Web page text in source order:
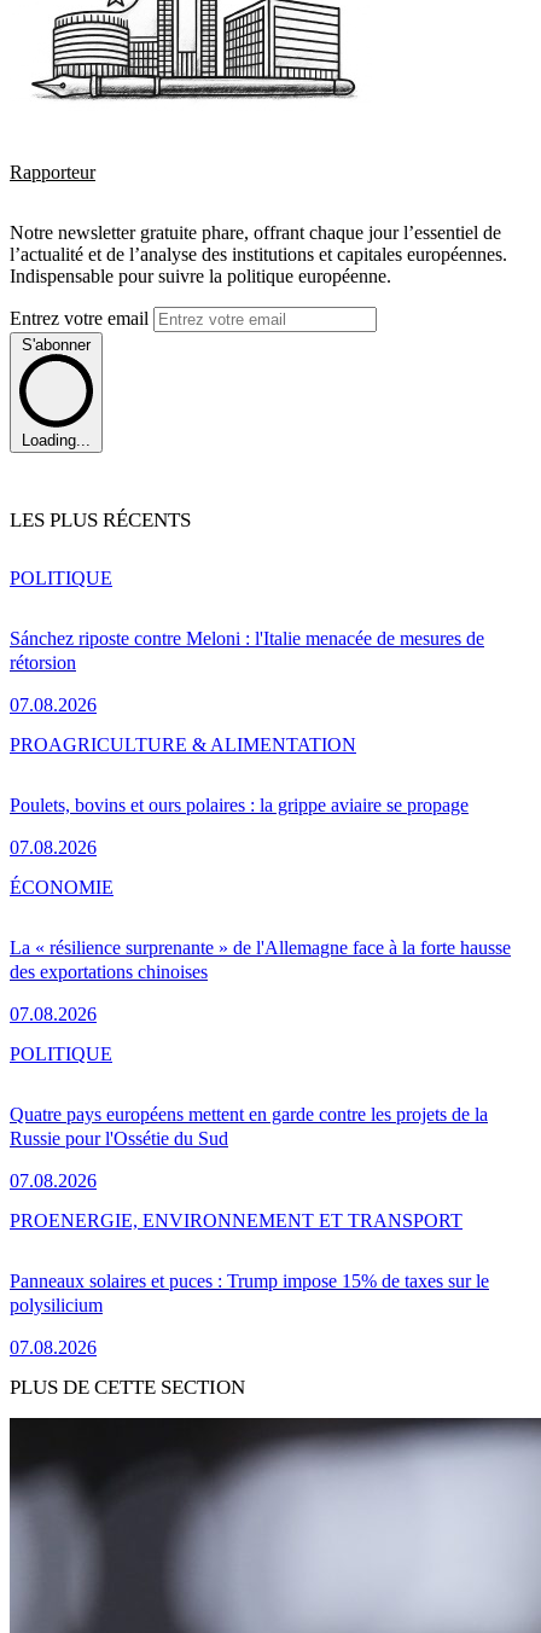
Rapporteur
Notre newsletter gratuite phare, offrant chaque jour l’essentiel de
l’actualité et de l’analyse des institutions et capitales européennes.
Indispensable pour suivre la politique européenne.
Entrez votre email
S'abonner
Loading...
LES PLUS RÉCENTS
Sánchez riposte contre Meloni : l'Italie menacée de mesures de
rétorsion
07.08.2026
POLITIQUE
Poulets, bovins et ours polaires : la grippe aviaire se propage
07.08.2026
PROAGRICULTURE & ALIMENTATION
La « résilience surprenante » de l'Allemagne face à la forte hausse
des exportations chinoises
07.08.2026
ÉCONOMIE
Quatre pays européens mettent en garde contre les projets de la
Russie pour l'Ossétie du Sud
07.08.2026
POLITIQUE
Panneaux solaires et puces : Trump impose 15% de taxes sur le
polysilicium
07.08.2026
PROENERGIE, ENVIRONNEMENT ET TRANSPORT
PLUS DE CETTE SECTION